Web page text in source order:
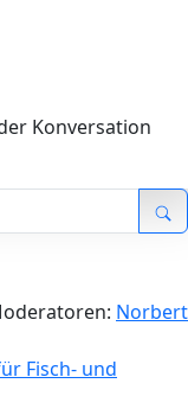
Konversation
Norbert
Fisch- und